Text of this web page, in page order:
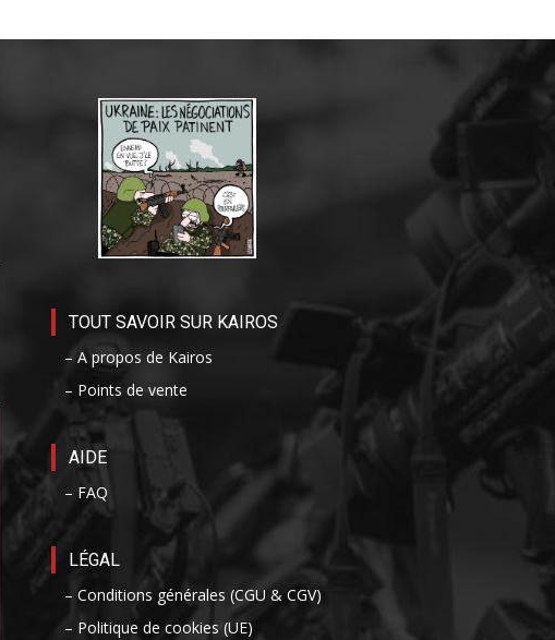
TOUT SAVOIR SUR KAIROS
– A propos de Kairos
– Points de vente
AIDE
– FAQ
LÉGAL
– Conditions générales (CGU & CGV)
– Politique de cookies (UE)